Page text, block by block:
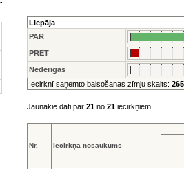
Liepāja
PAR
PRET
Nederīgas
Iecirknī saņemto balsošanas zīmju skaits:
Jaunākie dati par 21 no 21 iecirkņiem.
Nr. Iecirkņa nosaukums